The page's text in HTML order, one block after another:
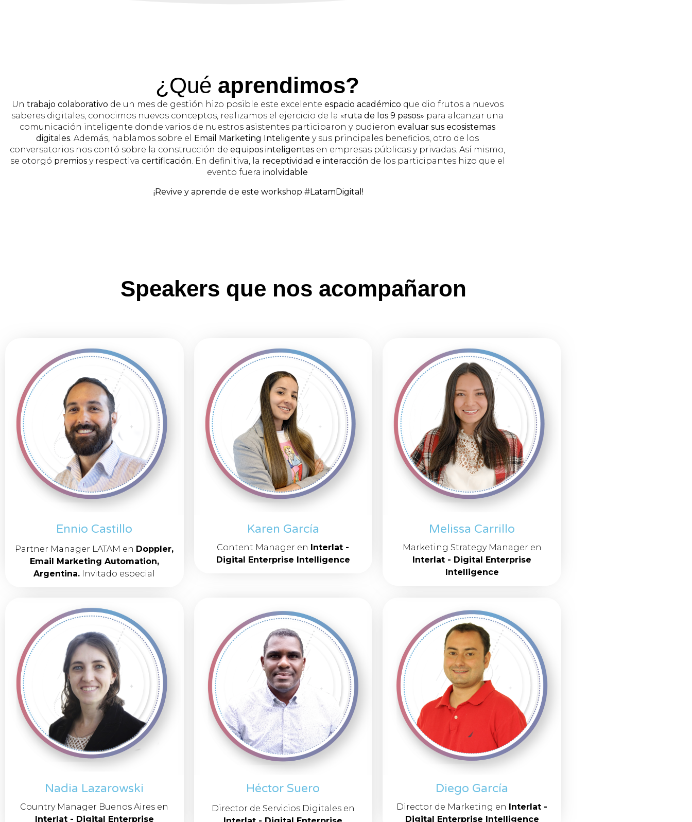
¿Qué aprendimos?
Un trabajo colaborativo de un mes de gestión hizo posible este excelente espacio académico que dio frutos a nuevos
saberes digitales, conocimos nuevos conceptos, realizamos el ejercicio de la «ruta de los 9 pasos» para alcanzar una
comunicación inteligente donde varios de nuestros asistentes participaron y pudieron evaluar sus ecosistemas
digitales . Además, hablamos sobre el Email Marketing Inteligente y sus principales beneficios, otro de los
conversatorios nos contó sobre la construcción de equipos inteligentes en empresas públicas y privadas. Así mismo,
se otorgó premiosy respectiva certificación . En definitiva, la receptividad e interacción de los participantes hizo que el
evento fuera inolvidable
¡Revive y aprende de este workshop #LatamDigital!
Speakers que nos acompañaron
Ennio Castillo
Partner Manager LATAM en Doppler,
Email Marketing Automation,
Argentina. Invitado especial
Karen García
Content Manager en Interlat -
Digital Enterprise Intelligence
Melissa Carrillo
Marketing Strategy Manager en
Interlat - Digital Enterprise
Intelligence
Nadia Lazarowski
Country Manager Buenos Aires en
Interlat - Digital Enterprise
Héctor Suero
Director de Servicios Digitales en
Diego García
Director de Marketing en Interlat -
Digital Enterprise Intelligence